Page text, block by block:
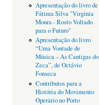
Apresentação do livro de
Fátima Silva "Virgínia
Moura - Rosto Voltado
para o Futuro"
Apresentação do livro
“Uma Vontade de
Música – As Cantigas do
Zeca”, de Octávio
Fonseca
Contributos para a
História do Movimento
Operário no Porto